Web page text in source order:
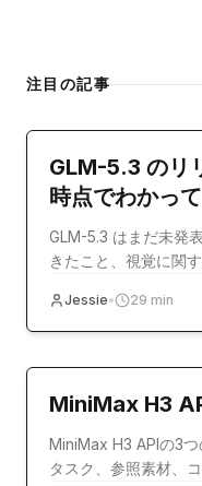
注目の記事
GLM-5.3 のリ
時点でわかっ
GLM-5.3 はまだ未発
きたこと、視覚に関
Jessie• 29 min
チュートリアル
MiniMax H3
MiniMax H3 APIの3
タスク、参照素材、